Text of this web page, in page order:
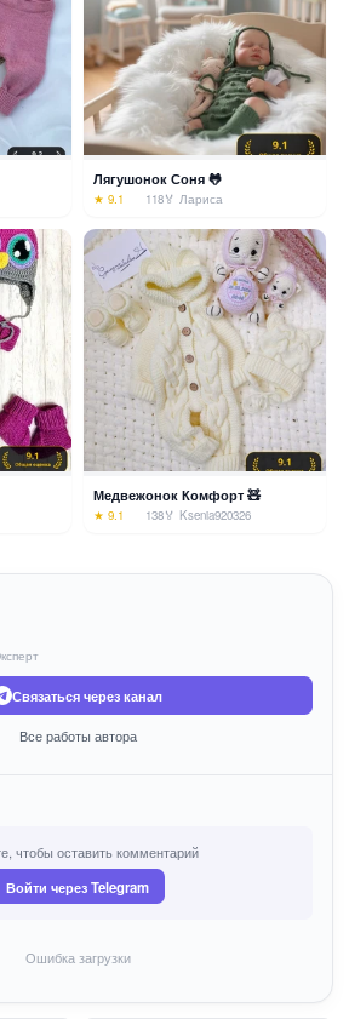
Лягушонок Соня 🐸
★ 9.1 118🏅 Лариса
Медвежонок Комфорт 🧸
★ 9.1 138🏅 Ksenia920326
Связаться через канал
Все работы автора
чтобы оставить комментарий
Войти через Telegram
Ошибка загрузки